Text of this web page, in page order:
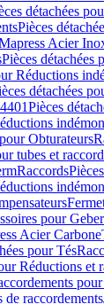
détachées
Pièces
Acier
Pièces détachées
Réductions
détachées
Pièces
Obturateurs
tubes et
Raccords
pour
Acier Carbone
pour Tés
Réductions et
de raccordements